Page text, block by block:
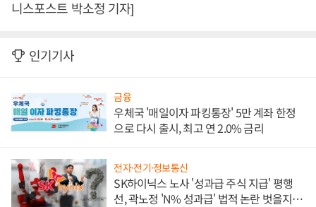
니스포스트 박소정 기자]
인기기사
금융
우체국 '매일이자 파킹통장' 5만 계좌 한정
으로 다시 출시, 최고 연 2.0% 금리
전자·전기·정보통신
SK하이닉스 노사 '성과급 주식 지급' 평행
선, 곽노정 'N% 성과급' 법적 논란 벗을지 주